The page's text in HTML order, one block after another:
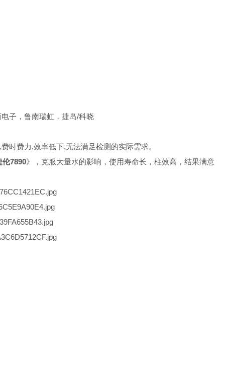
子，鲁南瑞虹，捷岛/科晓
时费力,效率低下,无法满足检测的实际需求。
伦7890》，克服大量水的影响，使用寿命长，柱效高，结果满意。